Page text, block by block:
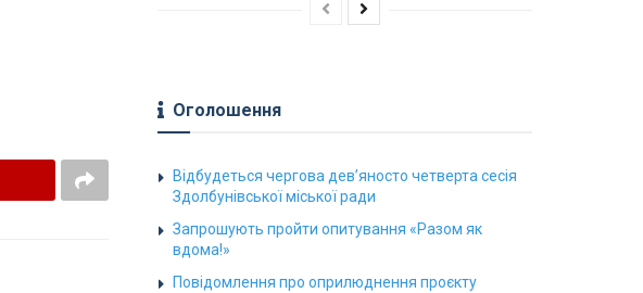
Оголошення
Відбудеться чергова дев’яносто четверта сесія
Здолбунівської міської ради
Запрошують пройти опитування «Разом як
вдома!»
Повідомлення про оприлюднення проєкту